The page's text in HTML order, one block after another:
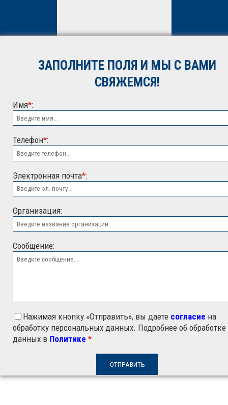
обработку персональных
обработке данных вПолитике
*
ООО "ЭСК"
ЗАПОЛНИТЕ ПОЛЯ И МЫ С ВАМИ
СВЯЖЕМСЯ!
Имя*:
Телефон*:
Электронная почта*:
Организация:
Сообщение:
Нажимая кнопку «Отправить», вы даете согласие на
обработку персональных данных. Подробнее об обработке
данных в Политике *